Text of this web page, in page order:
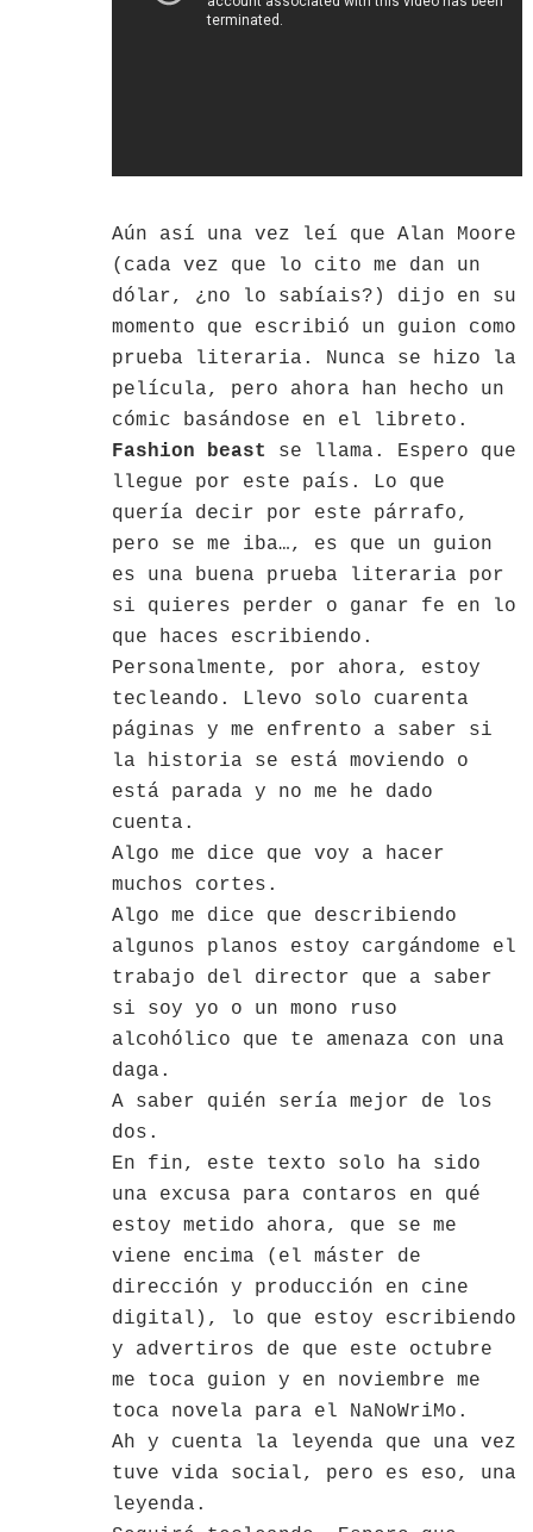
Aún así una vez leí que Alan Moore
(cada vez que lo cito me dan un
dólar, ¿no lo sabíais?) dijo en su
momento que escribió un guion como
prueba literaria. Nunca se hizo la
película, pero ahora han hecho un
cómic basándose en el libreto.
Fashion beast
se llama. Espero que
llegue por este país. Lo que
quería decir por este párrafo,
pero se me iba…, es que un guion
es una buena prueba literaria por
si quieres perder o ganar fe en lo
que haces escribiendo.
Personalmente, por ahora, estoy
tecleando. Llevo solo cuarenta
páginas y me enfrento a saber si
la historia se está moviendo o
está parada y no me he dado
cuenta.
Algo me dice que voy a hacer
muchos cortes.
Algo me dice que describiendo
algunos planos estoy cargándome el
trabajo del director que a saber
si soy yo o un mono ruso
alcohólico que te amenaza con una
daga.
A saber quién sería mejor de los
dos.
En fin, este texto solo ha sido
una excusa para contaros en qué
estoy metido ahora, que se me
viene encima (el máster de
dirección y producción en cine
digital), lo que estoy escribiendo
y advertiros de que este octubre
me toca guion y en noviembre me
toca novela para el NaNoWriMo.
Ah y cuenta la leyenda que una vez
tuve vida social, pero es eso, una
leyenda.